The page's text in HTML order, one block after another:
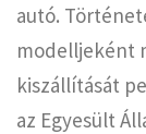
autó.
modelljeként
kiszállítását
az Egyesült